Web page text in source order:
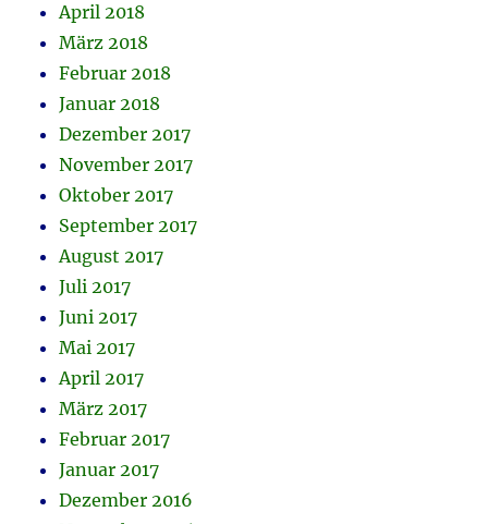
April 2018
März 2018
Februar 2018
Januar 2018
Dezember 2017
November 2017
Oktober 2017
September 2017
August 2017
Juli 2017
Juni 2017
Mai 2017
April 2017
März 2017
Februar 2017
Januar 2017
Dezember 2016